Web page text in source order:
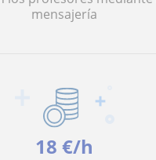
mensajería
18 €/h